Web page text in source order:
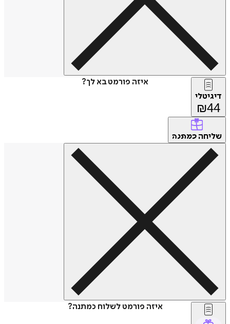
איזה פורמט בא לך?
דיגיטלי
₪44
שליחה כמתנה
איזה פורמט לשלוח כמתנה?